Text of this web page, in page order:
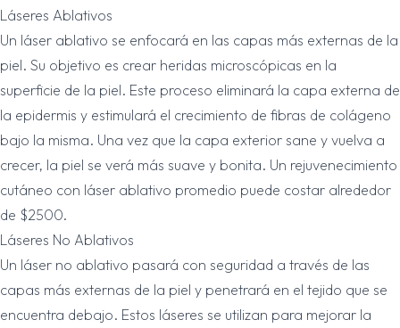
Láseres Ablativos
Un láser ablativo se enfocará en las capas más externas de la
piel. Su objetivo es crear heridas microscópicas en la
superficie de la piel. Este proceso eliminará la capa externa de
la epidermis y estimulará el crecimiento de fibras de colágeno
bajo la misma. Una vez que la capa exterior sane y vuelva a
crecer, la piel se verá más suave y bonita. Un rejuvenecimiento
cutáneo con láser ablativo promedio puede costar alrededor
de $2500.
Láseres No Ablativos
Un láser no ablativo pasará con seguridad a través de las
capas más externas de la piel y penetrará en el tejido que se
encuentra debajo. Estos láseres se utilizan para mejorar la